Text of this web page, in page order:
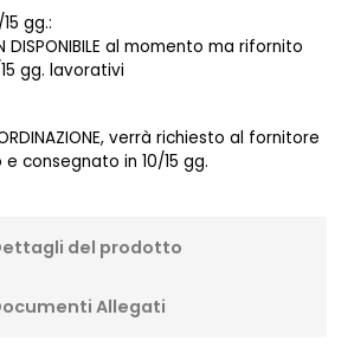
gg.:
DISPONIBILE al momento ma rifornito
gg. lavorativi
verrà richiesto al fornitore
consegnato in 10/15 gg.
del prodotto
Allegati